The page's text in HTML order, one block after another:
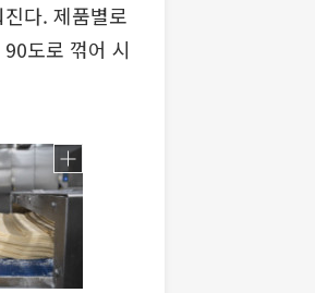
다. 제품별로
도로 꺾어 시